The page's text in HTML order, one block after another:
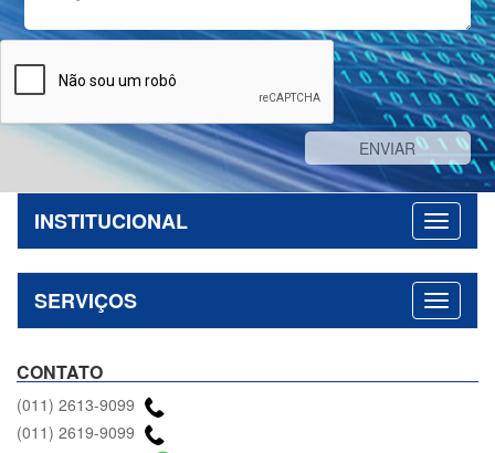
INSTITUCIONAL
SERVIÇOS
CONTATO
(011) 2613-9099
(011) 2619-9099